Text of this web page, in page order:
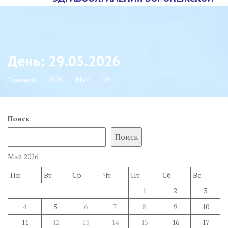
ЦЕНТР"
День: 29.05.2026
Главная 2026 Май 29
Поиск
Поиск
Май 2026
Пн
Вт Ср Чт Пт Сб
Вс
1
2
3
4
5 6 7 8 9
10
11
12 13 14 15 16
17